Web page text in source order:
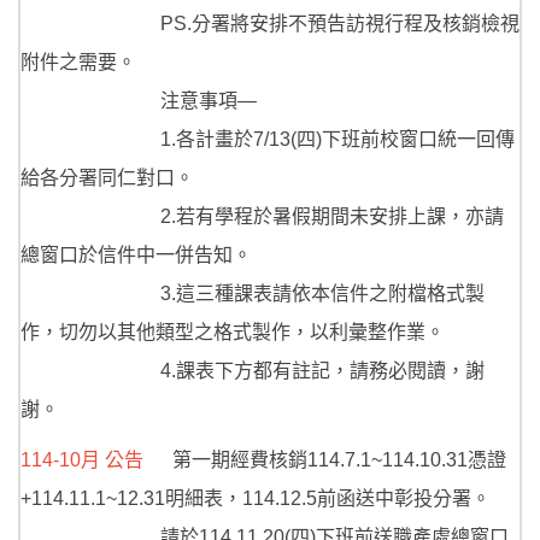
PS.分署將安排不預告訪視行程及核銷檢視
附件之需要。
注意事項—
1.各計畫於7/13(四)下班前校窗口統一回傳
給各分署同仁對口。
2.若有學程於暑假期間未安排上課，亦請
總窗口於信件中一併告知。
3.這三種課表請依本信件之附檔格式製
作，切勿以其他類型之格式製作，以利彙整作業。
4.課表下方都有註記，請務必閱讀，謝
謝。
114-10月 公告 第一期經費核銷114.7.1~114.10.31憑證
+114.11.1~12.31明細表，114.12.5前函送中彰投分署。